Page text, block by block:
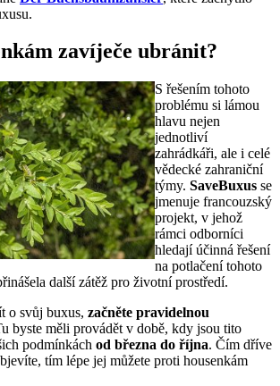
zavíječe ubránit?
S řešením tohoto
problému si lámou
hlavu nejen
jednotliví
zahrádkáři, ale i celé
vědecké zahraniční
týmy. SaveBuxus se
jmenuje francouzský
projekt, v jehož
rámci odborníci
hledají účinná řešení
na potlačení tohoto
další zátěž pro životní prostředí.
o svůj buxus, začněte pravidelnou
byste měli provádět v době, kdy jsou tito
podmínkách od března do října. Čím dříve
tím lépe jej můžete proti housenkám